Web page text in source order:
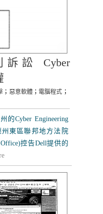
訟 Cyber
； 惡意軟體； 電腦程式 ；
的Cyber Engineering
州東區聯邦地方法院
Office)控告Dell提供的